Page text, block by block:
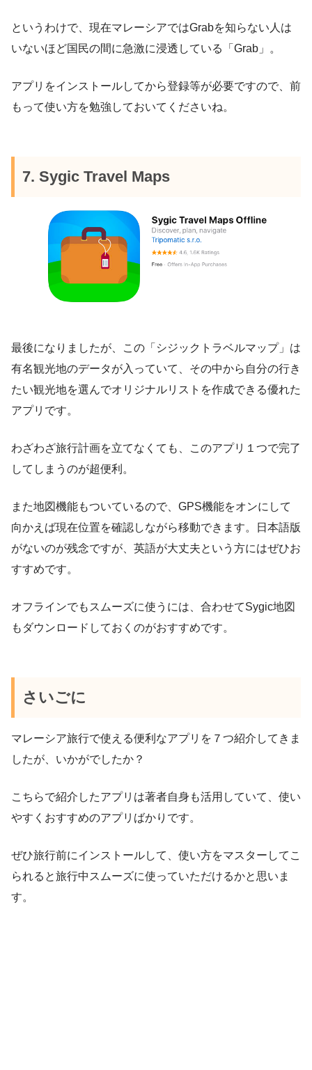
というわけで、現在マレーシアではGrabを知らない人は
いないほど国民の間に急激に浸透している「Grab」。
アプリをインストールしてから登録等が必要ですので、前
もって使い方を勉強しておいてくださいね。
7. Sygic Travel Maps
最後になりましたが、この「シジックトラベルマップ」は
有名観光地のデータが入っていて、その中から自分の行き
たい観光地を選んでオリジナルリストを作成できる優れた
アプリです。
わざわざ旅行計画を立てなくても、このアプリ１つで完了
してしまうのが超便利。
また地図機能もついているので、GPS機能をオンにして
向かえば現在位置を確認しながら移動できます。日本語版
がないのが残念ですが、英語が大丈夫という方にはぜひお
すすめです。
オフラインでもスムーズに使うには、合わせてSygic地図
もダウンロードしておくのがおすすめです。
さいごに
マレーシア旅行で使える便利なアプリを７つ紹介してきま
したが、いかがでしたか？
こちらで紹介したアプリは著者自身も活用していて、使い
やすくおすすめのアプリばかりです。
ぜひ旅行前にインストールして、使い方をマスターしてこ
られると旅行中スムーズに使っていただけるかと思いま
す。